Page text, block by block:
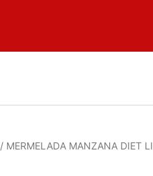
/ MERMELADA MANZANA DIET